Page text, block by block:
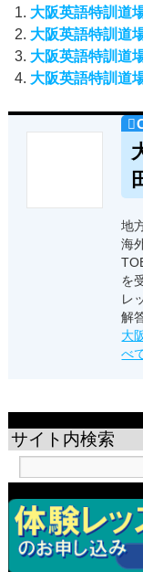
大阪英語特訓道
大阪英語特訓道
大阪英語特訓道
大阪英語特訓道
地
海
を
レ
解
大
べ
サイト内検索